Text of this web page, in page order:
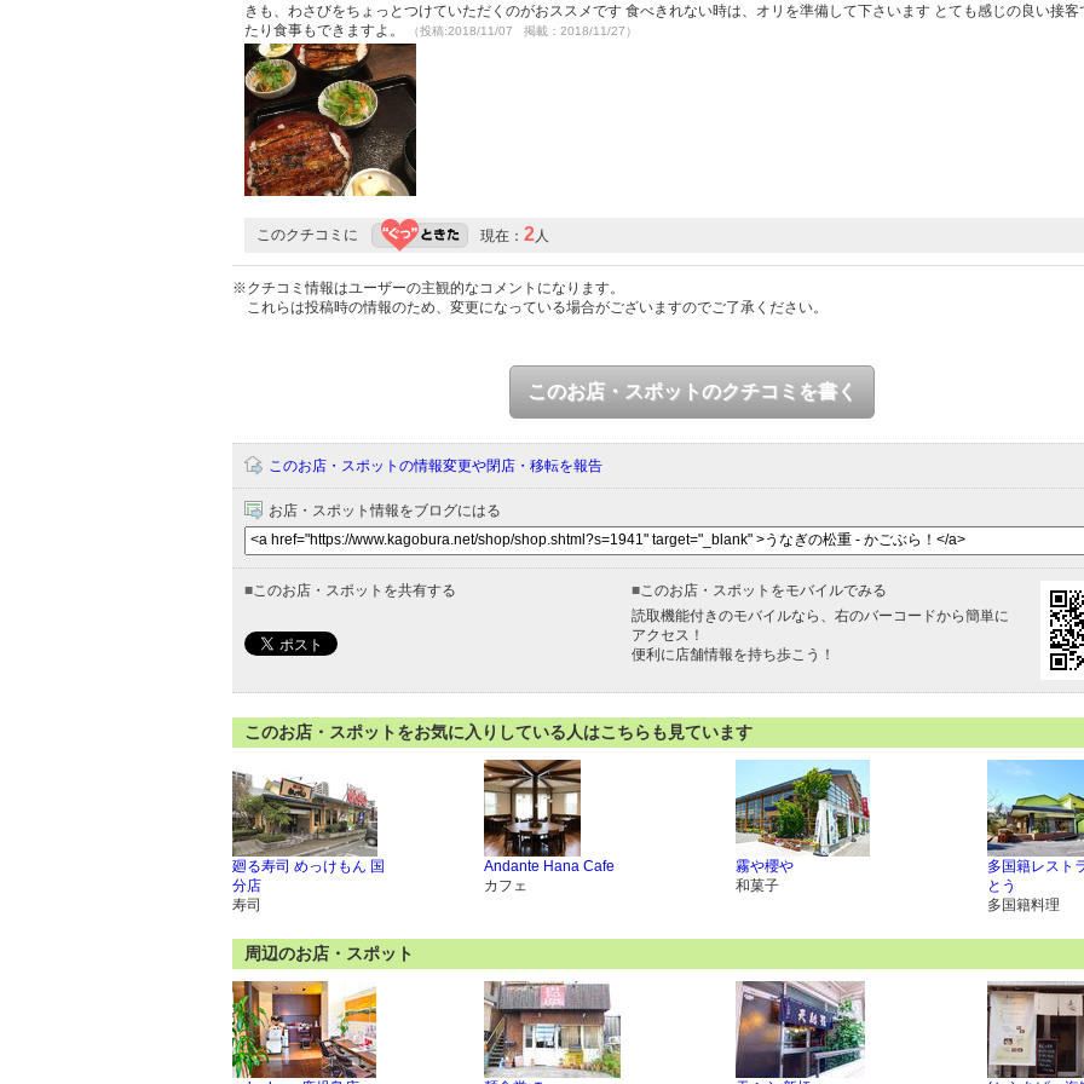
きも、わさびをちょっとつけていただくのがおススメです 食べきれない時は、オリを準備して下さいます とても感じの良い接客
たり食事もできますよ。
（投稿:2018/11/07 掲載：2018/11/27）
このクチコミに 現在： 2 人
※クチコミ情報はユーザーの主観的なコメントになります。
これらは投稿時の情報のため、変更になっている場合がございますのでご了承ください。
このお店・スポットのクチコミを書く
このお店・スポットの情報変更や閉店・移転を報告
お店・スポット情報をブログにはる
■ このお店・スポットを共有する ■ このお店・スポットをモバイルでみる
読取機能付きのモバイルなら、右のバーコードから簡単に
アクセス！
便利に店舗情報を持ち歩こう！
このお店・スポットをお気に入りしている人はこちらも見ています
廻る寿司 めっけもん 国
分店
寿司
Andante Hana Cafe
カフェ
霧や櫻や
和菓子
多国籍レスト
とう
多国籍料理
周辺のお店・スポット